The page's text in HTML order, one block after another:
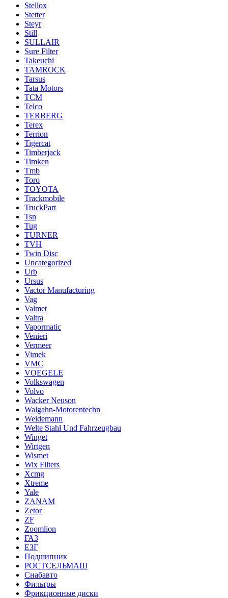
Stellox
Stetter
Steyr
Still
SULLAIR
Sure Filter
Takeuchi
TAMROCK
Tarsus
Tata Motors
TCM
Telco
TERBERG
Terex
Terrion
Tigercat
Timberjack
Timken
Tmb
Toro
TOYOTA
Trackmobile
TruckPart
Tsn
Tug
TURNER
TVH
Twin Disc
Uncategorized
Urb
Ursus
Vactor Manufacturing
Vag
Valmet
Valtra
Vapormatic
Venieri
Vermeer
Vimek
VMC
VOEGELE
Volkswagen
Volvo
Wacker Neuson
Walgahn-Motorentechn
Weidemann
Welte Stahl Und Fahrzeugbau
Winget
Wirtgen
Wismet
Wix Filters
Xcmg
Xtreme
Yale
ZANAM
Zetor
ZF
Zoomlion
ГАЗ
ЕЗГ
Подшипник
РОСТСЕЛЬМАШ
Снабавто
Фильтры
Фрикционные диски